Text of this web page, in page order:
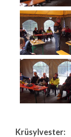
Krüsylvester: